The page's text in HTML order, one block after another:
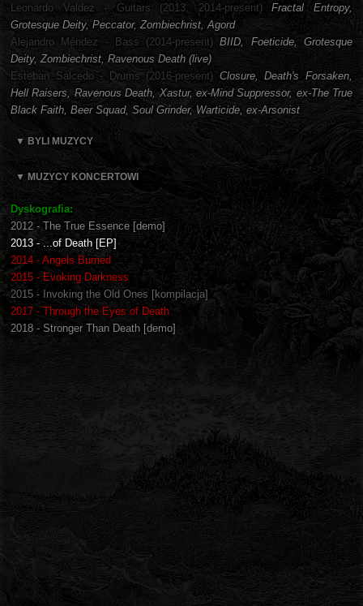
Leonardo Valdez - Guitars (2013, 2014-present)Fractal Entropy,
Grotesque Deity, Peccator, Zombiechrist, Agord
Alejandro Méndez - Bass (2014-present)BIID, Foeticide, Grotesque
Deity, Zombiechrist, Ravenous Death (live)
Esteban Salcedo - Drums (2016-present) Closure, Death's Forsaken,
Hell Raisers, Ravenous Death, Xastur, ex-Mind Suppressor, ex-The True
Black Faith, Beer Squad, Soul Grinder, Warticide, ex-Arsonist
▼ BYLI MUZYCY
▼ MUZYCY KONCERTOWI
Dyskografia:
2012 - The True Essence [demo]
2013 - ...of Death [EP]
2014 - Angels Burned
2015 - Evoking Darkness
2015 - Invoking the Old Ones​ [kompilacja]
2017 - Through the Eyes of Death
2018 - Stronger Than Death [demo]